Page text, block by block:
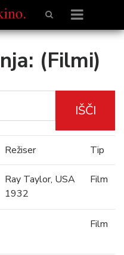
(Filmi)
IŠČI
Režiser Tip
Ray Taylor, USA
1932
Film
Film